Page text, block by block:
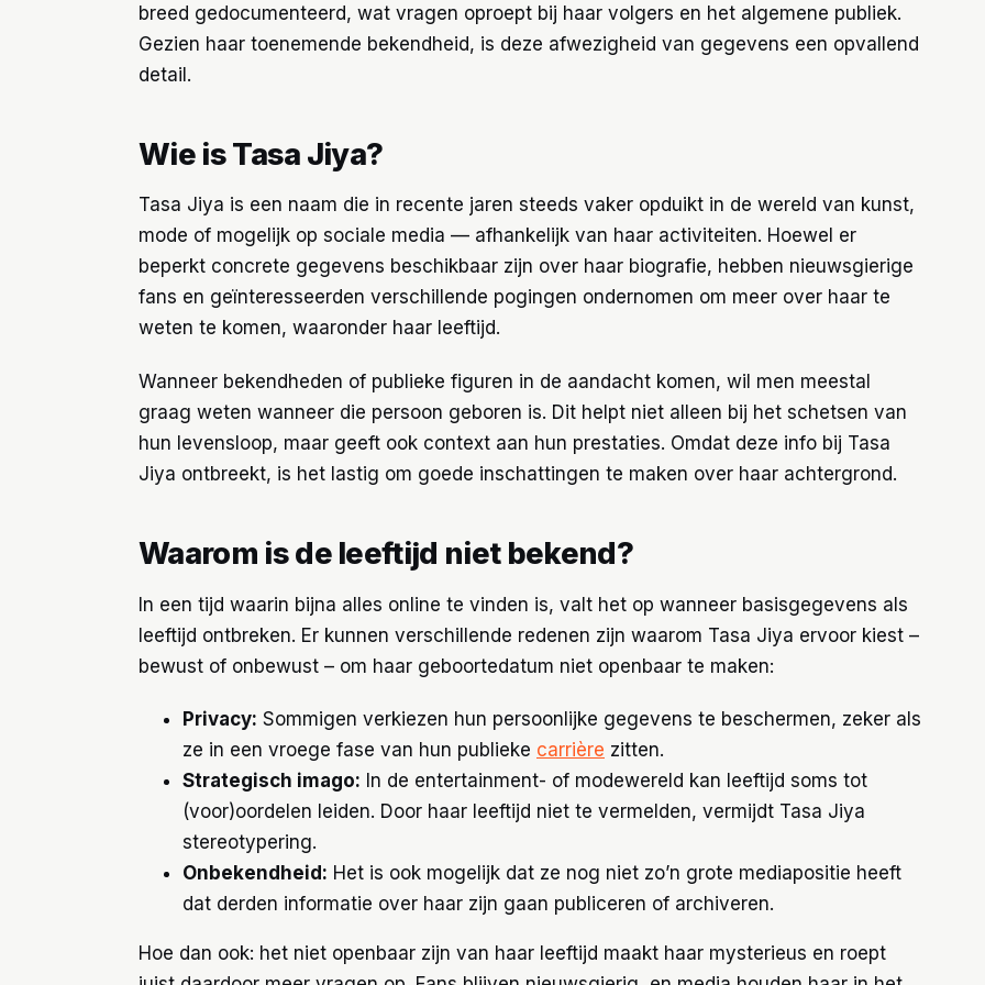
breed gedocumenteerd, wat vragen oproept bij haar volgers en het algemene publiek.
Gezien haar toenemende bekendheid, is deze afwezigheid van gegevens een opvallend
detail.
Wie is Tasa Jiya?
Tasa Jiya is een naam die in recente jaren steeds vaker opduikt in de wereld van kunst,
mode of mogelijk op sociale media — afhankelijk van haar activiteiten. Hoewel er
beperkt concrete gegevens beschikbaar zijn over haar biografie, hebben nieuwsgierige
fans en geïnteresseerden verschillende pogingen ondernomen om meer over haar te
weten te komen, waaronder haar leeftijd.
Wanneer bekendheden of publieke figuren in de aandacht komen, wil men meestal
graag weten wanneer die persoon geboren is. Dit helpt niet alleen bij het schetsen van
hun levensloop, maar geeft ook context aan hun prestaties. Omdat deze info bij Tasa
Jiya ontbreekt, is het lastig om goede inschattingen te maken over haar achtergrond.
Waarom is de leeftijd niet bekend?
In een tijd waarin bijna alles online te vinden is, valt het op wanneer basisgegevens als
leeftijd ontbreken. Er kunnen verschillende redenen zijn waarom Tasa Jiya ervoor kiest –
bewust of onbewust – om haar geboortedatum niet openbaar te maken:
Privacy: Sommigen verkiezen hun persoonlijke gegevens te beschermen, zeker als
ze in een vroege fase van hun publieke carrière zitten.
Strategisch imago: In de entertainment- of modewereld kan leeftijd soms tot
(voor)oordelen leiden. Door haar leeftijd niet te vermelden, vermijdt Tasa Jiya
stereotypering.
Onbekendheid: Het is ook mogelijk dat ze nog niet zo’n grote mediapositie heeft
dat derden informatie over haar zijn gaan publiceren of archiveren.
Hoe dan ook: het niet openbaar zijn van haar leeftijd maakt haar mysterieus en roept